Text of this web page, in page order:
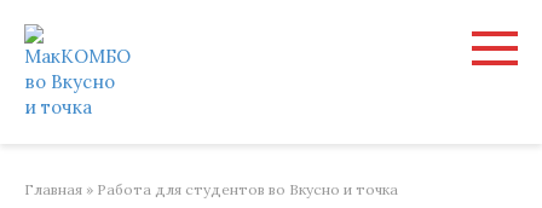
контенту
Главная » Работа для студентов во Вкусно и точка